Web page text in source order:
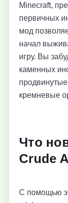
Minecraft,
первичных
мод
начал
игру. Вы
каменных
кремневые
Что
Crude
С помощью